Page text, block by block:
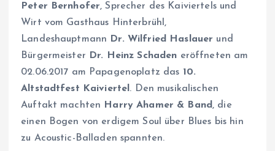
Peter Bernhofer, Sprecher des Kaiviertels und
Wirt vom Gasthaus Hinterbrühl,
Landeshauptmann
Dr. Wilfried Haslauer und
Bürgermeister
Dr. Heinz Schaden eröffneten am
02.06.2017 am Papagenoplatz das 10.
Altstadtfest Kaiviertel . Den musikalischen
Auftakt machten
Harry Ahamer & Band , die
einen Bogen von erdigem Soul über Blues bis hin
zu Acoustic-Balladen spannten.